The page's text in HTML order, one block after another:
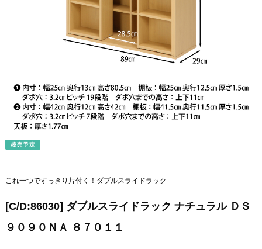
これ一つですっきり片付く！ダブルスライドラック
[C/D:86030] ダブルスライドラック ナチュラル ＤＳ
９０９０ＮＡ ８７０１１